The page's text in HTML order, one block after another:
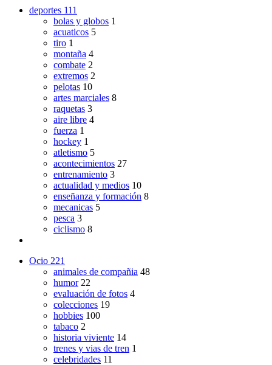
deportes 111
bolas y globos 1
acuaticos 5
tiro 1
montaña 4
combate 2
extremos 2
pelotas 10
artes marciales 8
raquetas 3
aire libre 4
fuerza 1
hockey 1
atletismo 5
acontecimientos 27
entrenamiento 3
actualidad y medios 10
enseñanza y formación 8
mecanicas 5
pesca 3
ciclismo 8
Ocio 221
animales de compañia 48
humor 22
evaluación de fotos 4
colecciones 19
hobbies 100
tabaco 2
historia viviente 14
trenes y vias de tren 1
celebridades 11